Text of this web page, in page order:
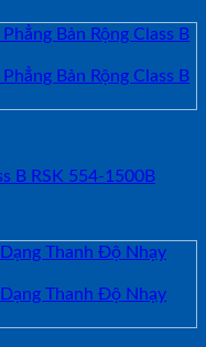
B RSK 554-1500B